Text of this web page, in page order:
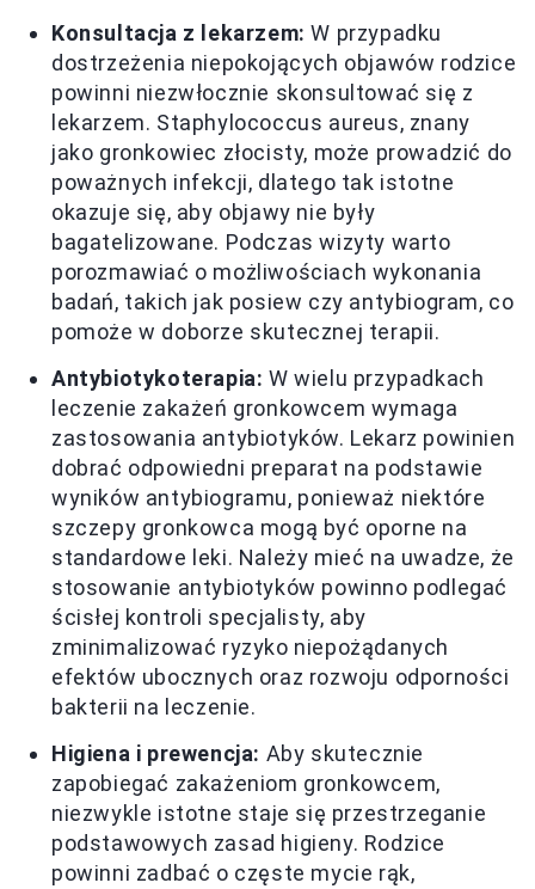
Konsultacja z lekarzem: W przypadku
dostrzeżenia niepokojących objawów rodzice
powinni niezwłocznie skonsultować się z
lekarzem. Staphylococcus aureus, znany
jako gronkowiec złocisty, może prowadzić do
poważnych infekcji, dlatego tak istotne
okazuje się, aby objawy nie były
bagatelizowane. Podczas wizyty warto
porozmawiać o możliwościach wykonania
badań, takich jak posiew czy antybiogram, co
pomoże w doborze skutecznej terapii.
Antybiotykoterapia: W wielu przypadkach
leczenie zakażeń gronkowcem wymaga
zastosowania antybiotyków. Lekarz powinien
dobrać odpowiedni preparat na podstawie
wyników antybiogramu, ponieważ niektóre
szczepy gronkowca mogą być oporne na
standardowe leki. Należy mieć na uwadze, że
stosowanie antybiotyków powinno podlegać
ścisłej kontroli specjalisty, aby
zminimalizować ryzyko niepożądanych
efektów ubocznych oraz rozwoju odporności
bakterii na leczenie.
Higiena i prewencja: Aby skutecznie
zapobiegać zakażeniom gronkowcem,
niezwykle istotne staje się przestrzeganie
podstawowych zasad higieny. Rodzice
powinni zadbać o częste mycie rąk,